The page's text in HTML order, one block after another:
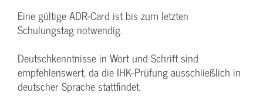
Eine gültige ADR-Card ist bis zum letzten
Schulungstag notwendig.
Deutschkenntnisse in Wort und Schrift sind
empfehlenswert, da die IHK-Prüfung ausschließlich in
deutscher Sprache stattfindet.